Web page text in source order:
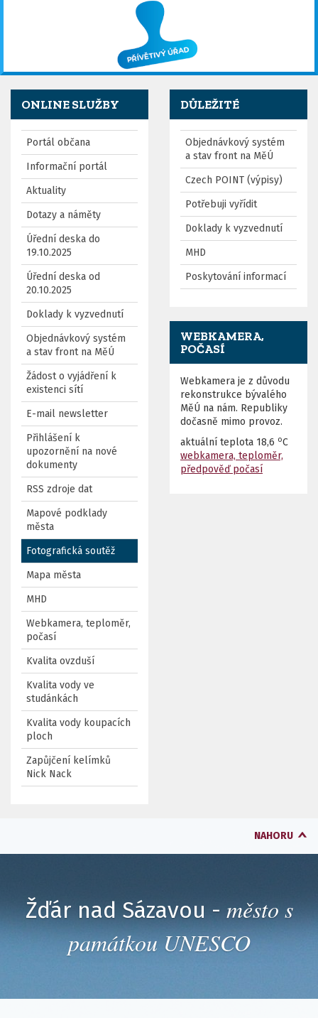
ONLINE SLUŽBY
Portál občana
Informační portál
Aktuality
Dotazy a náměty
Úřední deska do
19.10.2025
Úřední deska od
20.10.2025
Doklady k vyzvednutí
Objednávkový systém
a stav front na MěÚ
Žádost o vyjádření k
existenci sítí
E-mail newsletter
Přihlášení k
upozornění na nové
dokumenty
RSS zdroje dat
Mapové podklady
města
Fotografická soutěž
Mapa města
MHD
Webkamera, teploměr,
počasí
Kvalita ovzduší
Kvalita vody ve
studánkách
Kvalita vody koupacích
ploch
Zapůjčení kelímků
Nick Nack
DŮLEŽITÉ
Objednávkový systém
a stav front na MěÚ
Czech POINT (výpisy)
Potřebuji vyřídit
Doklady k vyzvednutí
MHD
Poskytování informací
WEBKAMERA,
POČASÍ
Webkamera je z důvodu
rekonstrukce bývalého
MěÚ na nám. Republiky
dočasně mimo provoz.
aktuální teplota 18,6 oC
webkamera, teploměr,
předpověď počasí
NAHORU
Žďár nad Sázavou - město s
památkou UNESCO